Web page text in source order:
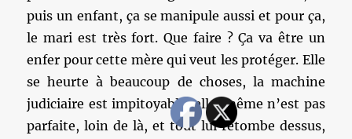
puis un enfant, ça se manipule aussi et pour ça,
le mari est très fort. Que faire ? Ça va être un
enfer pour cette mère qui veut les protéger. Elle
se heurte à beaucoup de choses, la machine
judiciaire est impitoyable, elle-même n’est pas
parfaite, loin de là, et tout lui retombe dessus,